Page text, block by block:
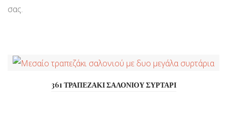
σας.
361 ΤΡΑΠΕΖΑΚΙ ΣΑΛΟΝΙΟΥ ΣΥΡΤΑΡΙ